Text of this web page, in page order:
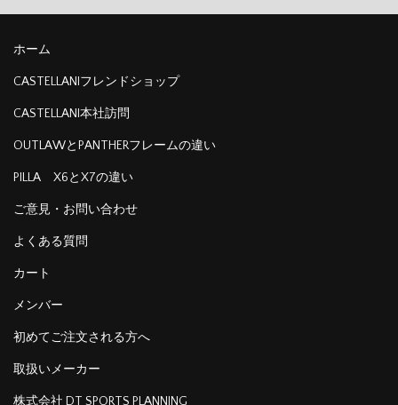
ホーム
CASTELLANIフレンドショップ
CASTELLANI本社訪問
OUTLAWとPANTHERフレームの違い
PILLA X6とX7の違い
ご意見・お問い合わせ
よくある質問
カート
メンバー
初めてご注文される方へ
取扱いメーカー
株式会社 DT SPORTS PLANNING